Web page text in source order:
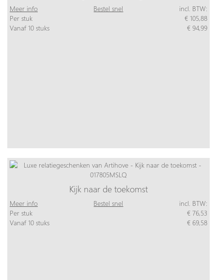
Meer info Bestel snel
incl. BTW:
Per stuk
€ 105,88
Vanaf 10 stuks
€ 94,99
Kijk naar de toekomst
Meer info Bestel snel
incl. BTW:
Per stuk
€ 76,53
Vanaf 10 stuks
€ 69,58